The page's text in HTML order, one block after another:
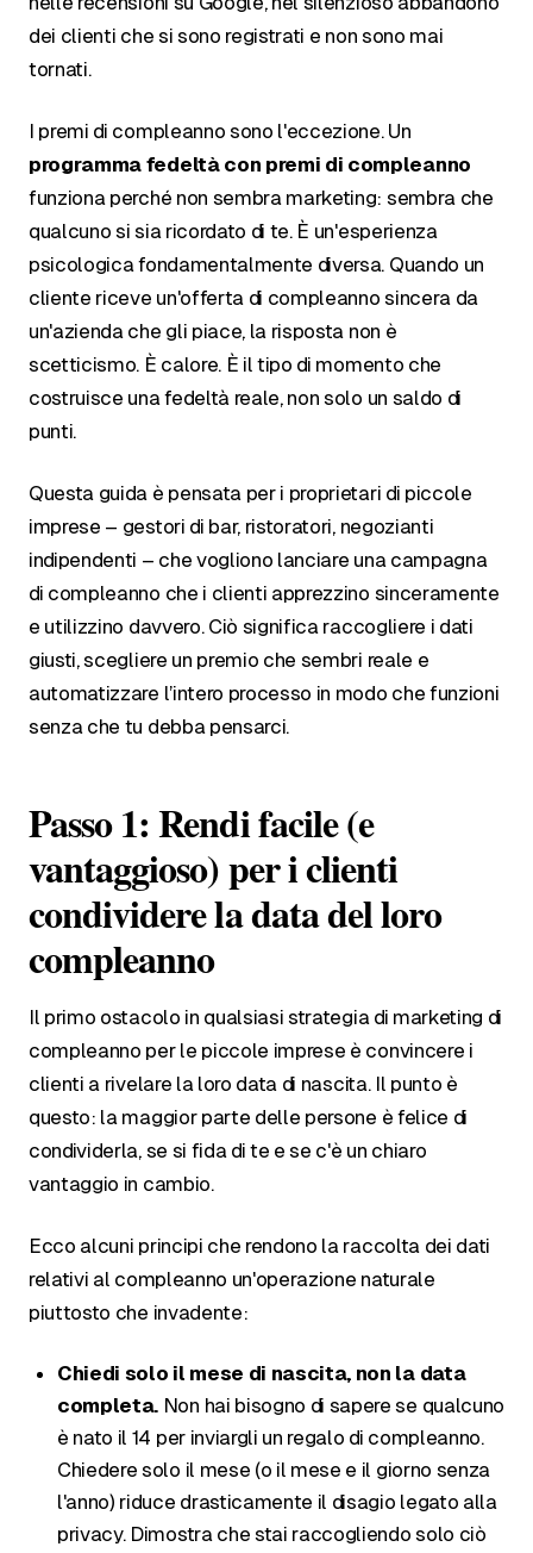
dei clienti che si sono registrati e non sono mai
tornati.
I premi di compleanno sono l'eccezione. Un
programma fedeltà con premi di compleanno
funziona perché non sembra marketing: sembra che
qualcuno si sia ricordato di te. È un'esperienza
psicologica fondamentalmente diversa. Quando un
cliente riceve un'offerta di compleanno sincera da
un'azienda che gli piace, la risposta non è
scetticismo. È calore. È il tipo di momento che
costruisce una fedeltà reale, non solo un saldo di
punti.
Questa guida è pensata per i proprietari di piccole
imprese – gestori di bar, ristoratori, negozianti
indipendenti – che vogliono lanciare una campagna
di compleanno che i clienti apprezzino sinceramente
e utilizzino davvero. Ciò significa raccogliere i dati
giusti, scegliere un premio che sembri reale e
automatizzare l’intero processo in modo che funzioni
senza che tu debba pensarci.
Passo 1: Rendi facile (e
vantaggioso) per i clienti
condividere la data del loro
compleanno
Il primo ostacolo in qualsiasi strategia di marketing di
compleanno per le piccole imprese è convincere i
clienti a rivelare la loro data di nascita. Il punto è
questo: la maggior parte delle persone è felice di
condividerla, se si fida di te e se c'è un chiaro
vantaggio in cambio.
Ecco alcuni principi che rendono la raccolta dei dati
relativi al compleanno un'operazione naturale
piuttosto che invadente:
Chiedi solo il mese di nascita, non la data
completa. Non hai bisogno di sapere se qualcuno
è nato il 14 per inviargli un regalo di compleanno.
Chiedere solo il mese (o il mese e il giorno senza
l'anno) riduce drasticamente il disagio legato alla
privacy. Dimostra che stai raccogliendo solo ciò